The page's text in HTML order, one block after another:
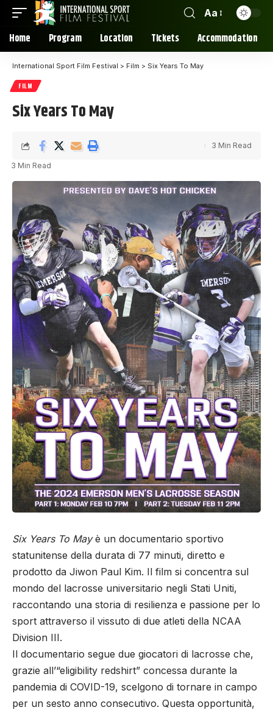
Aa
Home Program Location Tickets Accommodation
International Sport Film Festival > Film > Six Years To May
FILM
Six Years To May
3 Min Read
3 Min Read
Six Years To Mayè un documentario sportivo
statunitense della durata di 77 minuti, diretto e
prodotto da Jiwon Paul Kim. Il film si concentra sul
mondo del lacrosse universitario negli Stati Uniti,
raccontando una storia di resilienza e passione per lo
sport attraverso il vissuto di due atleti della NCAA
Division III.
Il documentario segue due giocatori di lacrosse che,
grazie all’“eligibility redshirt” concessa durante la
pandemia di COVID-19, scelgono di tornare in campo
per un sesto anno consecutivo. Questa opportunità,